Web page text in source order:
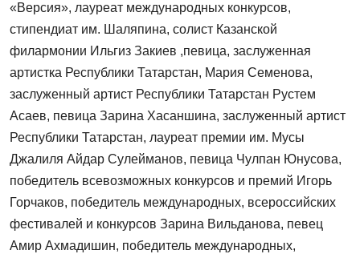
«Версия», лауреат международных конкурсов,
стипендиат им. Шаляпина, солист Казанской
филармонии Ильгиз Закиев ,певица, заслуженная
артистка Республики Татарстан, Мария Семенова,
заслуженный артист Республики Татарстан Рустем
Асаев, певица Зарина Хасаншина, заслуженный артист
Республики Татарстан, лауреат премии им. Мусы
Джалиля Айдар Сулейманов, певица Чулпан Юнусова,
победитель всевозможных конкурсов и премий Игорь
Горчаков, победитель международных, всероссийских
фестивалей и конкурсов Зарина Вильданова, певец
Амир Ахмадишин, победитель международных,